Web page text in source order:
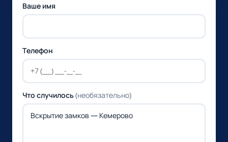
Ваше имя
Телефон
Что случилось(необязательно)